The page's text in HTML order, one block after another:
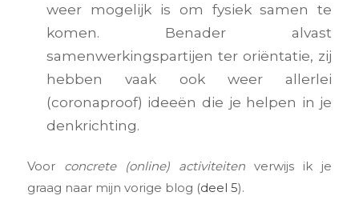
weer mogelijk is om fysiek samen te
komen. Benader alvast
samenwerkingspartijen ter oriëntatie, zij
hebben vaak ook weer allerlei
(coronaproof) ideeën die je helpen in je
denkrichting.
Voor concrete (online) activiteiten verwijs ik je
graag naar mijn vorige blog (deel 5).